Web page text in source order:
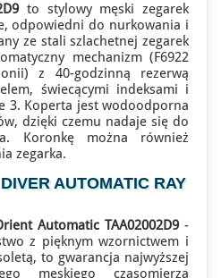
to stylowy męski zegarek
odpowiedni do nurkowania i
ze stali szlachetnej zegarek
mechanizm (F6922
z 40-godzinną rezerwą
świecącymi indeksami i
3. Koperta jest wodoodporna
dzięki czemu nadaje się do
Koronkę można również
zegarka.
AUTOMATICRAY
Automatic TAA02002D9-
z pięknym wzornictwem i
to gwarancja najwyższej
męskiego czasomierza